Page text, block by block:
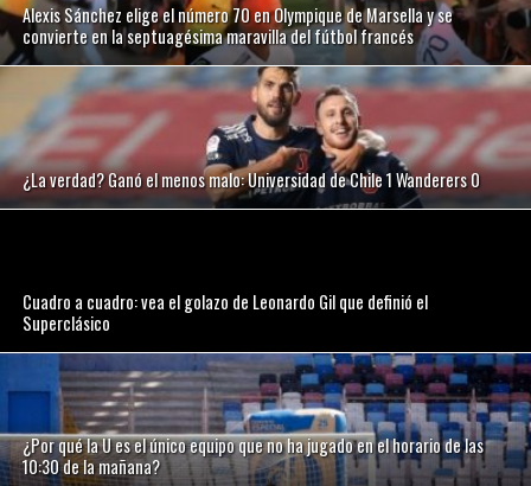
Alexis Sánchez elige el número 70 en Olympique de Marsella y se
convierte en la septuagésima maravilla del fútbol francés
¿La verdad? Ganó el menos malo: Universidad de Chile 1 Wanderers 0
Cuadro a cuadro: vea el golazo de Leonardo Gil que definió el
Superclásico
¿Por qué la U es el único equipo que no ha jugado en el horario de las
10:30 de la mañana?